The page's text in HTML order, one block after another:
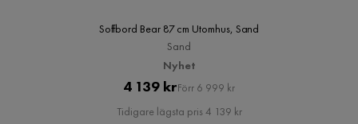
Soffbord Bear 87 cm Utomhus, Sand
Sand
Nyhet
Pris
4 139 krOriginal
Pris
Förr 6 999 kr
Tidigare lägsta pris 4 139 kr